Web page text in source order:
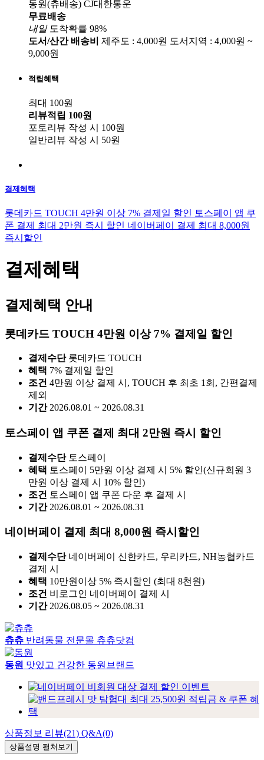
동원(츄배송) CJ대한통운
무료배송
내일 도착확률 98%
도서/산간 배송비 제주도 : 4,000원 도서지역 : 4,000원 ~
9,000원
적립혜택
최대 100원
리뷰적립 100원
포토리뷰 작성 시
100원
일반리뷰 작성 시
50원
결제혜택
롯데카드 TOUCH 4만원 이상 7% 결제일 할인 토스페이 앱 쿠
폰 결제 최대 2만원 즉시 할인 네이버페이 결제 최대 8,000원
즉시할인
결제혜택
결제혜택 안내
롯데카드 TOUCH 4만원 이상 7% 결제일 할인
결제수단 롯데카드 TOUCH
혜택 7% 결제일 할인
조건 4만원 이상 결제 시, TOUCH 후 최초 1회, 간편결제
제외
기간 2026.08.01 ~ 2026.08.31
토스페이 앱 쿠폰 결제 최대 2만원 즉시 할인
결제수단 토스페이
혜택 토스페이 5만원 이상 결제 시 5% 할인(신규회원 3
만원 이상 결제 시 10% 할인)
조건 토스페이 앱 쿠폰 다운 후 결제 시
기간 2026.08.01 ~ 2026.08.31
네이버페이 결제 최대 8,000원 즉시할인
결제수단 네이버페이 신한카드, 우리카드, NH농협카드
결제 시
혜택 10만원이상 5% 즉시할인 (최대 8천원)
조건 비로그인 네이버페이 결제 시
기간 2026.08.05 ~ 2026.08.31
츄츄 반려동물 전문몰 츄츄닷컴
동원 맛있고 건강한 동원브랜드
상품정보 리뷰(21) Q&A(0)
상품설명 펼쳐보기